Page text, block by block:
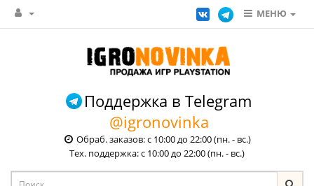
МЕНЮ
Поддержка в Telegram
@igronovinka
Обраб. заказов: с 10:00 до 22:00 (пн. - вс.)
Тех. поддержка: с 10:00 до 22:00 (пн. - вс.)